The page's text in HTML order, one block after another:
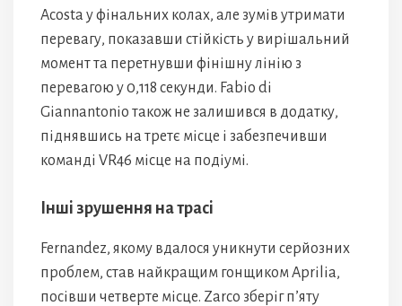
Acosta у фінальних колах, але зумів утримати
перевагу, показавши стійкість у вирішальний
момент та перетнувши фінішну лінію з
перевагою у 0,118 секунди. Fabio di
Giannantonio також не залишився в додатку,
піднявшись на третє місце і забезпечивши
команді VR46 місце на подіумі.
Інші зрушення на трасі
Fernandez, якому вдалося уникнути серйозних
проблем, став найкращим гонщиком Aprilia,
посівши четверте місце. Zarco зберіг п’яту